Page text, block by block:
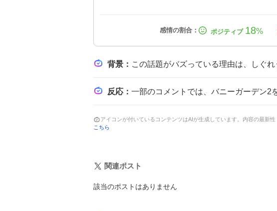
18%
背景 ： この話題がバズっている理由は、しぐれういが人気VTuberとして多数のファンを持ち、過去に配信がアーカイブ削除されるケースが注目されていたことと、バ
反応 ： 一部のコメントでは、バニーガーデン2をプレイしていない視聴者への揶揄や、しぐれういの配信姿勢に対する期
アイコンが付いているコンテンツはAIが生成しています。内容の最新
こちら
関連ポスト
該当のポストはありません